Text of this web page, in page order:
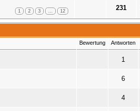
1 2 3 12 231
Bewertung Antworten
1
6
4